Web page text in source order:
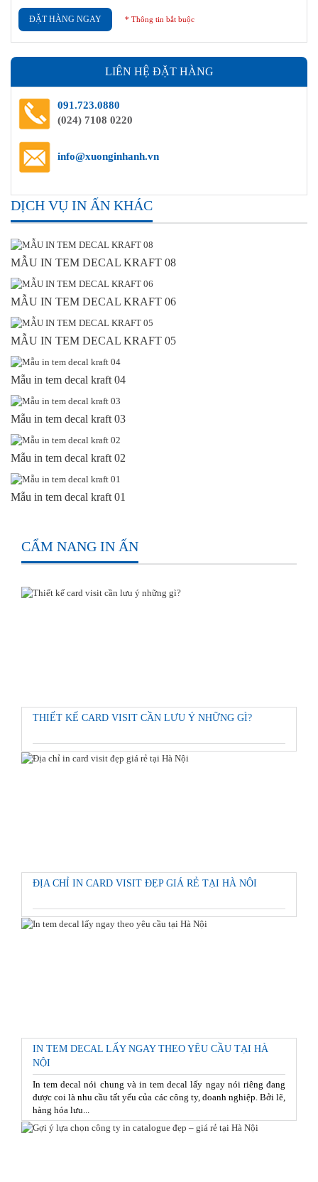
ĐẶT HÀNG NGAY * Thông tin bắt buộc
LIÊN HỆ ĐẶT HÀNG
091.723.0880
(024) 7108 0220
info@xuonginhanh.vn
DỊCH VỤ IN ẤN KHÁC
MẪU IN TEM DECAL KRAFT 08
MẪU IN TEM DECAL KRAFT 06
MẪU IN TEM DECAL KRAFT 05
Mẫu in tem decal kraft 04
Mẫu in tem decal kraft 03
Mẫu in tem decal kraft 02
Mẫu in tem decal kraft 01
CẨM NANG IN ẤN
THIẾT KẾ CARD VISIT CẦN LƯU Ý NHỮNG GÌ?
ĐỊA CHỈ IN CARD VISIT ĐẸP GIÁ RẺ TẠI HÀ NỘI
IN TEM DECAL LẤY NGAY THEO YÊU CẦU TẠI HÀ
NỘI
In tem decal nói chung và in tem decal lấy ngay nói riêng đang
được coi là nhu cầu tất yếu của các công ty, doanh nghiệp. Bởi lẽ,
hàng hóa lưu...